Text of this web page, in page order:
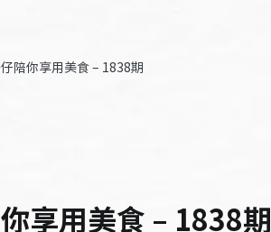
陪你享用美食 – 1838期
享用美食 – 1838期